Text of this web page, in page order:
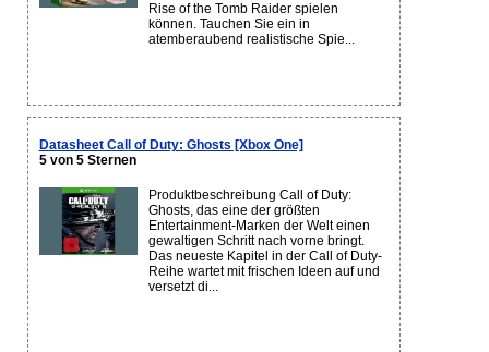
Rise of the Tomb Raider spielen
können. Tauchen Sie ein in
atemberaubend realistische Spie...
Datasheet Call of Duty: Ghosts [Xbox One]
5 von 5 Sternen
Produktbeschreibung Call of Duty:
Ghosts, das eine der größten
Entertainment-Marken der Welt einen
gewaltigen Schritt nach vorne bringt.
Das neueste Kapitel in der Call of Duty-
Reihe wartet mit frischen Ideen auf und
versetzt di...